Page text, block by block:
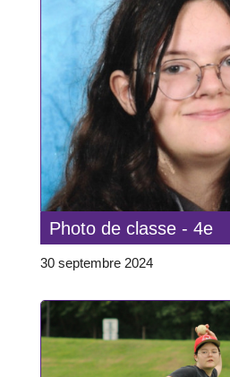
Photo de classe - 4e
30 septembre 2024